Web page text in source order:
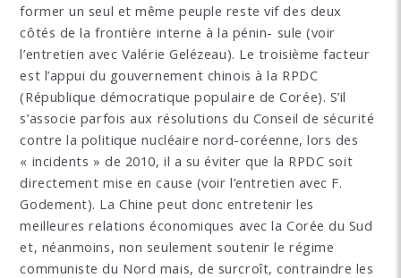
former un seul et même peuple reste vif des deux
côtés de la frontière interne à la pénin- sule (voir
l’entretien avec Valérie Gelézeau). Le troisième facteur
est l’appui du gouvernement chinois à la RPDC
(République démocratique populaire de Corée). S’il
s’associe parfois aux résolutions du Conseil de sécurité
contre la politique nucléaire nord-coréenne, lors des
« incidents » de 2010, il a su éviter que la RPDC soit
directement mise en cause (voir l’entretien avec F.
Godement). La Chine peut donc entretenir les
meilleures relations économiques avec la Corée du Sud
et, néanmoins, non seulement soutenir le régime
communiste du Nord mais, de surcroît, contraindre les